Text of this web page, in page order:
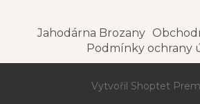
Jahodárna Brozany
Podmínky ochrany
Vytvořil Shoptet